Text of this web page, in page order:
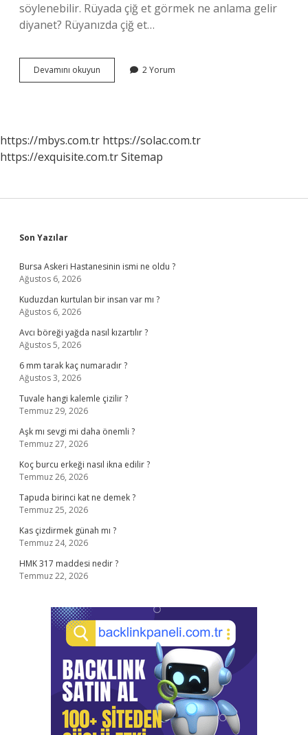
söylenebilir. Rüyada çiğ et görmek ne anlama gelir
diyanet? Rüyanızda çiğ et…
Devamını okuyun
Çiğ
Gelir
2 Yorum
https://mbys.com.tr https://solac.com.tr
https://exquisite.com.trSitemap
Sidebar
Son Yazılar
Bursa Askeri Hastanesinin ismi ne oldu ?
Ağustos 6, 2026
Kuduzdan kurtulan bir insan var mı ?
Ağustos 6, 2026
Avcı böreği yağda nasıl kızartılır ?
Ağustos 5, 2026
6 mm tarak kaç numaradır ?
Ağustos 3, 2026
Tuvale hangi kalemle çizilir ?
Temmuz 29, 2026
Aşk mı sevgi mi daha önemli ?
Temmuz 27, 2026
Koç burcu erkeği nasıl ikna edilir ?
Temmuz 26, 2026
Tapuda birinci kat ne demek ?
Temmuz 25, 2026
Kas çizdirmek günah mı ?
Temmuz 24, 2026
HMK 317 maddesi nedir ?
Temmuz 22, 2026